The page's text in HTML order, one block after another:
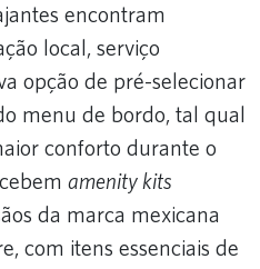
encontram
local, serviço
opção de pré-selecionar
menu de bordo, tal qual
conforto durante o
amenity kits
da marca mexicana
com itens essenciais de